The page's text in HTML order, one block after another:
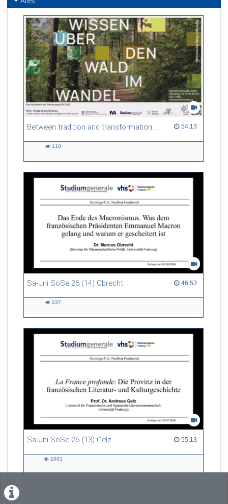
Between tradition and transformation: how owners, advisers and institutions co-create knowledge for resilient forests in Europe 54:13
54:13 duration
110
Sa-Uni SoSe 26 (14) Obrecht 46:53
46:53 duration
237
Sa-Uni SoSe 26 (13) Gelz 55:13
55:13 duration
1001